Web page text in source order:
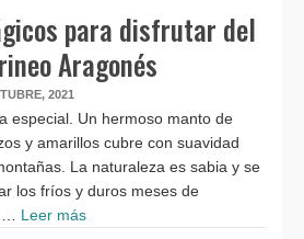
para disfrutar del
Aragonés
2021
especial. Un hermoso manto de
y amarillos cubre con suavidad
La naturaleza es sabia y se
los fríos y duros meses de
… Leer más